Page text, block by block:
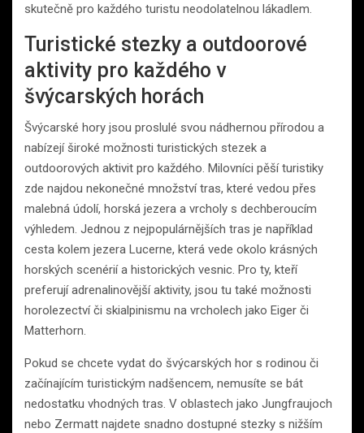
skutečně pro každého turistu neodolatelnou lákadlem.
Turistické stezky a outdoorové
aktivity pro každého v
švýcarských horách
Švýcarské hory jsou proslulé svou nádhernou přírodou a
nabízejí široké možnosti turistických stezek a
outdoorových aktivit pro každého. Milovníci pěší turistiky
zde najdou nekonečné množství tras, které vedou přes
malebná údolí, horská jezera a vrcholy s dechberoucím
výhledem. Jednou z nejpopulárnějších tras je například
cesta kolem jezera Lucerne, která vede okolo krásných
horských scenérií a historických vesnic. Pro ty, kteří
preferují adrenalinovější aktivity, jsou tu také možnosti
horolezectví či skialpinismu na vrcholech jako Eiger či
Matterhorn.
Pokud se chcete vydat do švýcarských hor s rodinou či
začínajícím turistickým nadšencem, nemusíte se bát
nedostatku vhodných tras. V oblastech jako Jungfraujoch
nebo Zermatt najdete snadno dostupné stezky s nižším